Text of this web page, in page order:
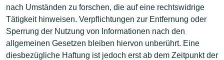
nach Umständen zu forschen, die auf eine rechtswidrige
Tätigkeit hinweisen. Verpflichtungen zur Entfernung oder
Sperrung der Nutzung von Informationen nach den
allgemeinen Gesetzen bleiben hiervon unberührt. Eine
diesbezügliche Haftung ist jedoch erst ab dem Zeitpunkt der